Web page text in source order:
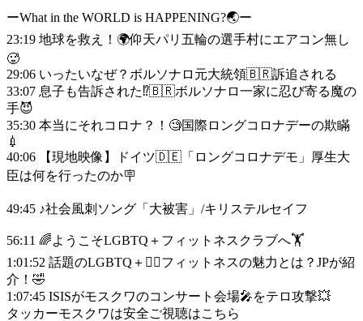
ーWhat in the WORLD is HAPPENING?🌏ー
23:19 地球を救え！🌍仰天パリ五輪の選手村にエアコン無し
🥵
29:06 いったいなぜ？ボルソナロ元大統領🇧🇷訴追される
33:07 息子も告訴された⁉︎🇧🇷ボルソナロ一家に忍び寄る魔の
手😈
35:30 本当にそれコロナ？！🧐国際ロングコロナデーの欺瞞
💉
40:06 【現地映像】ドイツ🇩🇪「ロングコロナデモ」厚生大
臣は何を行ったのか🪧
49:45 ♪社会風刺ソング「大被害」/キリステルセイフ
56:11 🌈ようこそLGBTQ＋フィットネスクラブへ🏋️
1:01:52 話題のLGBTQ＋🏳️‍🌈フィットネスの魅力とは？JPが紹
介！🤣
1:07:45 ISISがモスクワのコンサート会場🎤をテロ攻撃💥
タッカーモスクワは安全ご視聴はこちら